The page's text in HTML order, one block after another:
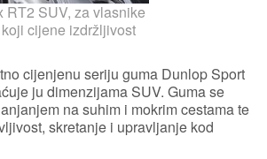
RT2 SUV, za vlasnike
cijene izdržljivost
cijenjenu seriju guma Dunlop Sport
ju dimenzijama SUV. Guma se
na suhim i mokrim cestama te
skretanje i upravljanje kod